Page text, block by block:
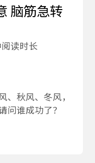
脑筋急转
读时长
、秋风、冬风，
问谁成功了？